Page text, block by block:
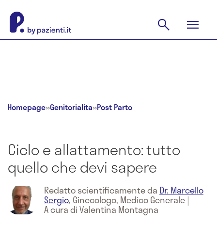
Homepage»Genitorialita»Post Parto
Ciclo e allattamento: tutto
quello che devi sapere
Redatto scientificamente da Dr. Marcello
Sergio, Ginecologo, Medico Generale|
A cura di Valentina Montagna